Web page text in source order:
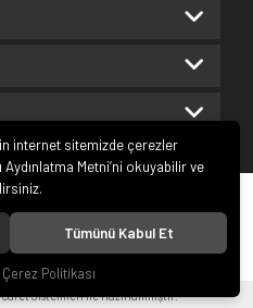
Sistemleri ile Hazırlanmıştır.
internet sitemizde çerezler
Metni’ni okuyabilir ve
Tümünü Kabul Et
Politikası